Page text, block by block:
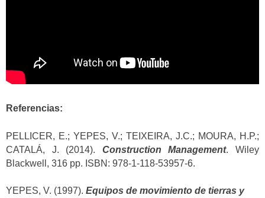
Referencias:
PELLICER, E.; YEPES, V.; TEIXEIRA, J.C.; MOURA, H.P.;
CATALÁ, J. (2014). Construction Management. Wiley
Blackwell, 316 pp. ISBN: 978-1-118-53957-6.
YEPES, V. (1997). Equipos de movimiento de tierras y